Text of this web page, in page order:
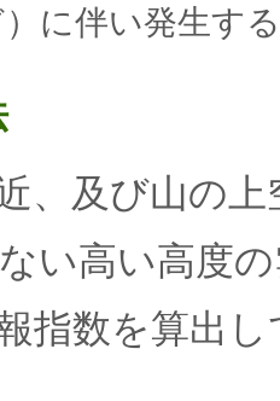
に伴い発生す
、及び山の
い高い高度
指数を算出